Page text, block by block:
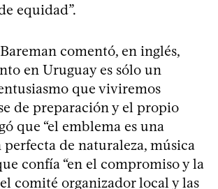
equidad”.
comentó, en inglés,
en Uruguay es sólo un
que viviremos
de preparación y el propio
que “el emblema es una
de naturaleza, música
confía “en el compromiso y la
comité organizador local y las